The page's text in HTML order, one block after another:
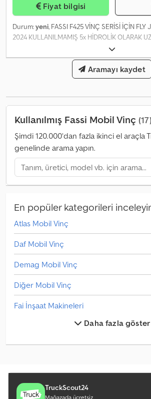
Fiyat bilgisi
Durum:yeni, FASSI F425 VİNÇ SERİSİ İÇİN FLY
2024 KULLANILMAMIŞ 5x HİDROLİK OLARAK
MALZEME: UZUN ÖMÜR VE YORULMA DİRENCİ
KALİTELİ ÇELİK UYUMLU KONTROL
Ac Iek FASSI’NİN ELEKTRONİK KONTROL VE
ENTEGRE, DAHA FAZLA GÜVENLİK İÇİN YÜK
Aramayı kaydet
Kullanılmış Fassi Mobil Vinç (17)
Şimdi 120.000’dan fazla ikinci el araçla
genelinde arama yapın.
En popüler kategorileri
Atlas Mobil Vinç
Daf Mobil Vinç
Demag Mobil Vinç
Diğer Mobil Vinç
Fai İnşaat Makineleri
Faresin Tarım Makineleri
Fassi Damperli Kamyon
Fuso Mobil Vinç
Daha fazla göster
TruckScout24
Mağazada ücretsiz